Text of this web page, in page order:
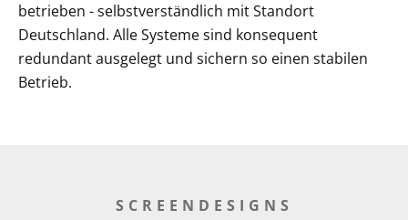
betrieben - selbstverständlich mit Standort
Deutschland. Alle Systeme sind konsequent
redundant ausgelegt und sichern so einen stabilen
Betrieb.
SCREENDESIGNS